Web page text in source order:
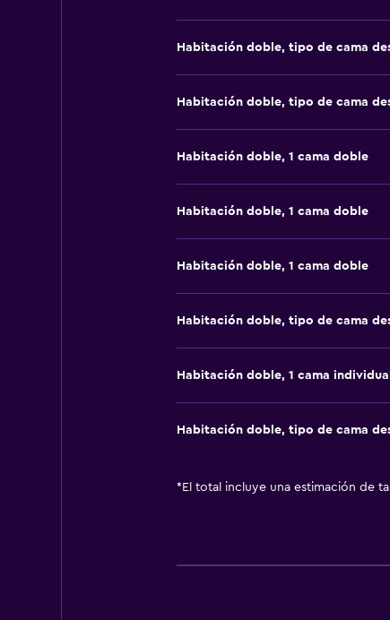
Habitación doble, tipo de cama
Habitación doble, tipo de cama
Habitación doble, 1 cama doble
Habitación doble, 1 cama doble
Habitación doble, 1 cama doble
Habitación doble, tipo de cama
Habitación doble, 1 cama individual
Habitación doble, tipo de cama
* El total incluye una estimación de